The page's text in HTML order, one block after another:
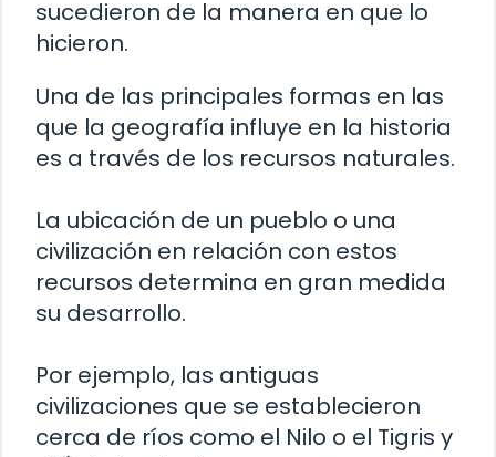
sucedieron de la manera en que lo
hicieron.
Una de las principales formas en las
que la geografía influye en la historia
es a través de los recursos naturales.
La ubicación de un pueblo o una
civilización en relación con estos
recursos determina en gran medida
su desarrollo.
Por ejemplo, las antiguas
civilizaciones que se establecieron
cerca de ríos como el Nilo o el Tigris y